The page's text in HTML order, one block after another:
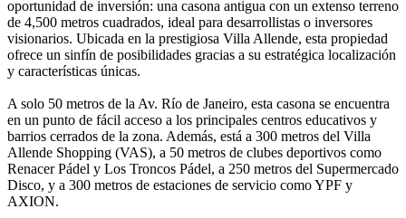
oportunidad de inversión: una casona antigua con un extenso terreno
de 4,500 metros cuadrados, ideal para desarrollistas o inversores
visionarios. Ubicada en la prestigiosa Villa Allende, esta propiedad
ofrece un sinfín de posibilidades gracias a su estratégica localización
y características únicas.
A solo 50 metros de la Av. Río de Janeiro, esta casona se encuentra
en un punto de fácil acceso a los principales centros educativos y
barrios cerrados de la zona. Además, está a 300 metros del Villa
Allende Shopping (VAS), a 50 metros de clubes deportivos como
Renacer Pádel y Los Troncos Pádel, a 250 metros del Supermercado
Disco, y a 300 metros de estaciones de servicio como YPF y
AXION.